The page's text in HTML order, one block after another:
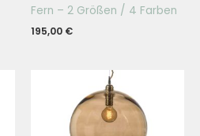
Fern – 2 Größen / 4 Farben
195,00 €